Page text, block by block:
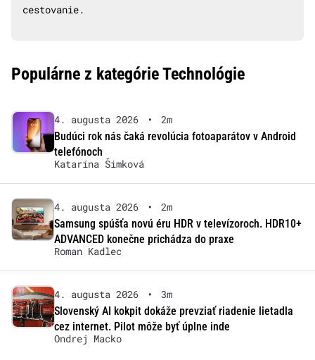
cestovanie.
Populárne z kategórie Technológie
4. augusta 2026 •
2m
Budúci rok nás čaká revolúcia fotoaparátov v Android
telefónoch
Katarína Šimková
4. augusta 2026 •
2m
Samsung spúšťa novú éru HDR v televízoroch. HDR10+
ADVANCED konečne prichádza do praxe
Roman Kadlec
4. augusta 2026 •
3m
Slovenský AI kokpit dokáže prevziať riadenie lietadla
cez internet. Pilot môže byť úplne inde
Ondrej Macko